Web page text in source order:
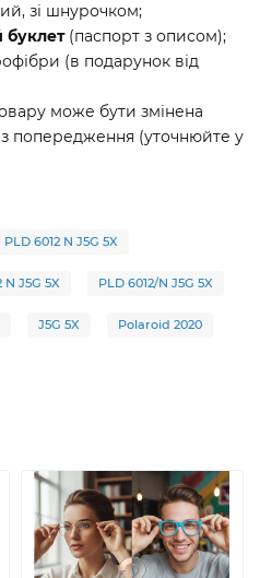
зі шнурочком;
буклет(паспорт з описом);
(в подарунок від
може бути змінена
попередження (уточнюйте у
6012 N J5G 5X
N J5G 5X PLD 6012/N J5G 5X
J5G 5X Polaroid 2020